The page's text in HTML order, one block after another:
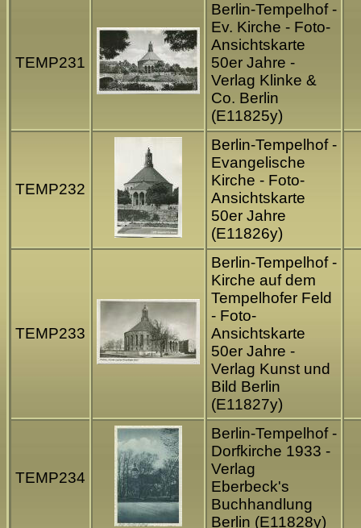
TEMP231
Berlin-Tempelhof -
Ev. Kirche - Foto-
Ansichtskarte
50er Jahre -
Verlag Klinke &
Co. Berlin
(E11825y)
TEMP232
Berlin-Tempelhof -
Evangelische
Kirche - Foto-
Ansichtskarte
50er Jahre
(E11826y)
TEMP233
Berlin-Tempelhof -
Kirche auf dem
Tempelhofer Feld
- Foto-
Ansichtskarte
50er Jahre -
Verlag Kunst und
Bild Berlin
(E11827y)
TEMP234
Berlin-Tempelhof -
Dorfkirche 1933 -
Verlag
Eberbeck's
Buchhandlung
Berlin (E11828y)